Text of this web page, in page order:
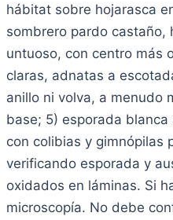
hábitat sobre hojarasca
sombrero pardo castaño,
untuoso, con centro más
claras, adnatas a
anillo ni volva, a menudo
base; 5) esporada blanca
con colibias y gimnópilas
verificando esporada y
oxidados en láminas. Si
microscopía. No debe